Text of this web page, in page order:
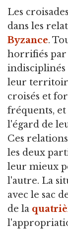
Les
dans les
Byzance.
horrifiés par
indisciplinés
leur
croisés et
fréquents, et
l'égard de
Ces
les deux
leur mieux
l'autre. La
avec le sac
de la